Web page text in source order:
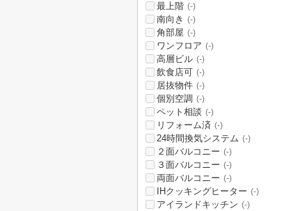
最上階 (-)
南向き (-)
角部屋 (-)
ワンフロア (-)
高層ビル (-)
飲食店可 (-)
居抜物件 (-)
個別空調 (-)
ペット相談 (-)
リフォーム済 (-)
24時間換気システム (-)
２面バルコニー (-)
３面バルコニー (-)
両面バルコニー (-)
IHクッキングヒーター (-)
アイランドキッチン (-)